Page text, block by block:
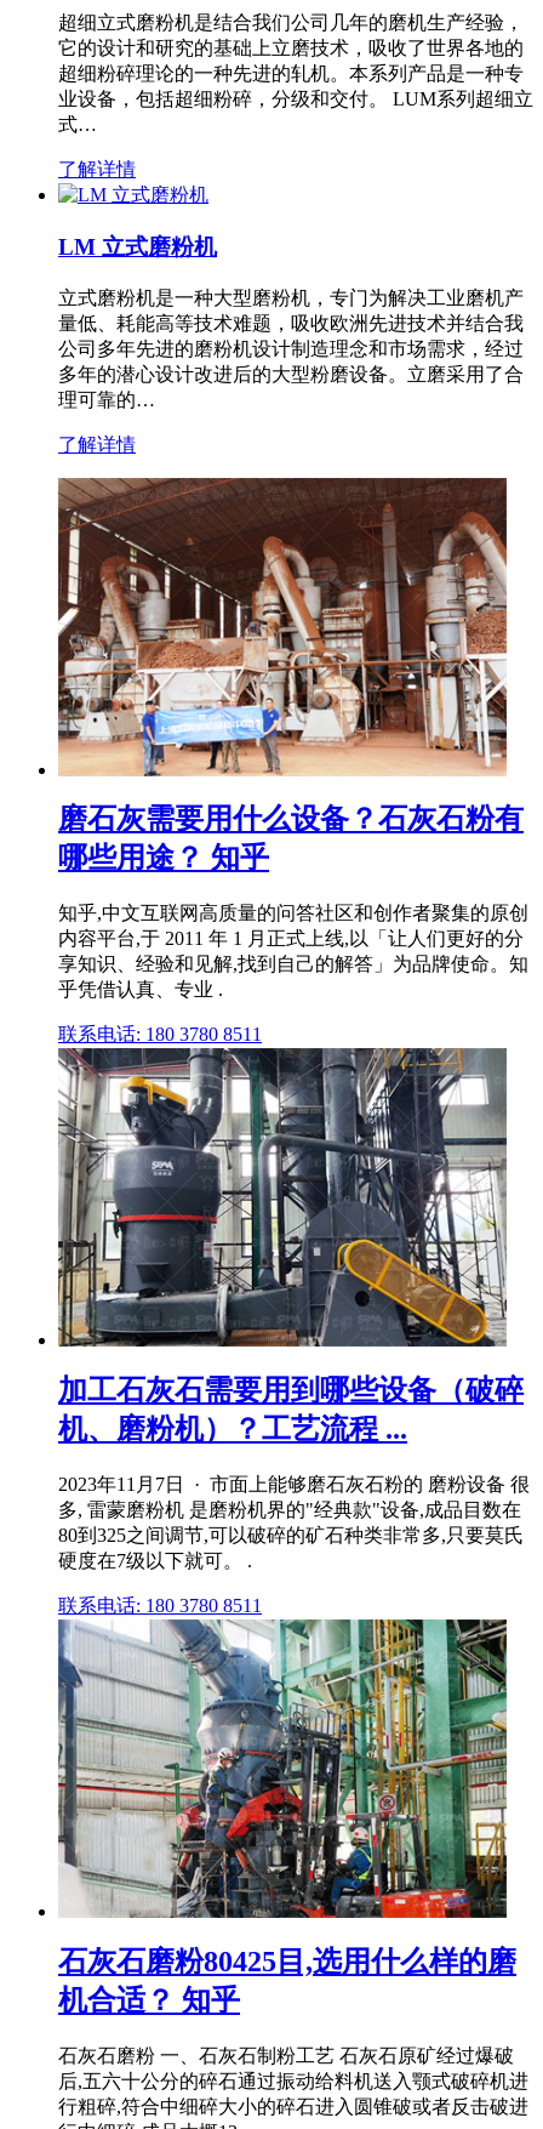
超细立式磨粉机是结合我们公司几年的磨机生产经验，
它的设计和研究的基础上立磨技术，吸收了世界各地的
超细粉碎理论的一种先进的轧机。本系列产品是一种专
业设备，包括超细粉碎，分级和交付。 LUM系列超细立
式…
了解详情
LM 立式磨粉机
立式磨粉机是一种大型磨粉机，专门为解决工业磨机产
量低、耗能高等技术难题，吸收欧洲先进技术并结合我
公司多年先进的磨粉机设计制造理念和市场需求，经过
多年的潜心设计改进后的大型粉磨设备。立磨采用了合
理可靠的…
了解详情
磨石灰需要用什么设备？石灰石粉有
哪些用途？ 知乎
知乎,中文互联网高质量的问答社区和创作者聚集的原创
内容平台,于 2011 年 1 月正式上线,以「让人们更好的分
享知识、经验和见解,找到自己的解答」为品牌使命。知
乎凭借认真、专业 .
联系电话: 180 3780 8511
加工石灰石需要用到哪些设备（破碎
机、磨粉机）？工艺流程 ...
2023年11月7日 · 市面上能够磨石灰石粉的 磨粉设备 很
多, 雷蒙磨粉机 是磨粉机界的"经典款"设备,成品目数在
80到325之间调节,可以破碎的矿石种类非常多,只要莫氏
硬度在7级以下就可。 .
联系电话: 180 3780 8511
石灰石磨粉80425目,选用什么样的磨
机合适？ 知乎
石灰石磨粉 一、石灰石制粉工艺 石灰石原矿经过爆破
后,五六十公分的碎石通过振动给料机送入颚式破碎机进
行粗碎,符合中细碎大小的碎石进入圆锥破或者反击破进